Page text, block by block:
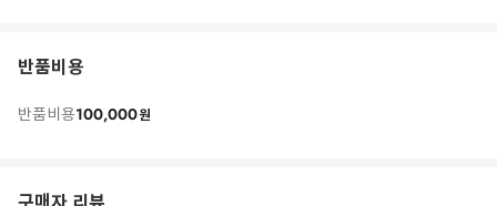
반품비용
반품비용100,000원